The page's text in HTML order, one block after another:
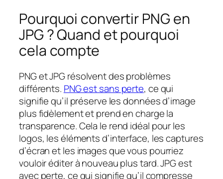
Pourquoi convertir PNG en
JPG ? Quand et pourquoi
cela compte
PNG et JPG résolvent des problèmes
différents. PNG est sans perte, ce qui
signifie qu’il préserve les données d’image
plus fidèlement et prend en charge la
transparence. Cela le rend idéal pour les
logos, les éléments d’interface, les captures
d’écran et les images que vous pourriez
vouloir éditer à nouveau plus tard. JPG est
avec perte, ce qui signifie qu’il compresse